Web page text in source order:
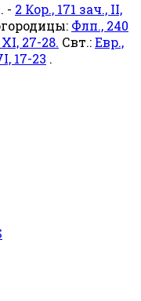
- 2 Кор., 171 зач., II,
Флп., 240
27-28. Свт.:Евр.,
17-23 .